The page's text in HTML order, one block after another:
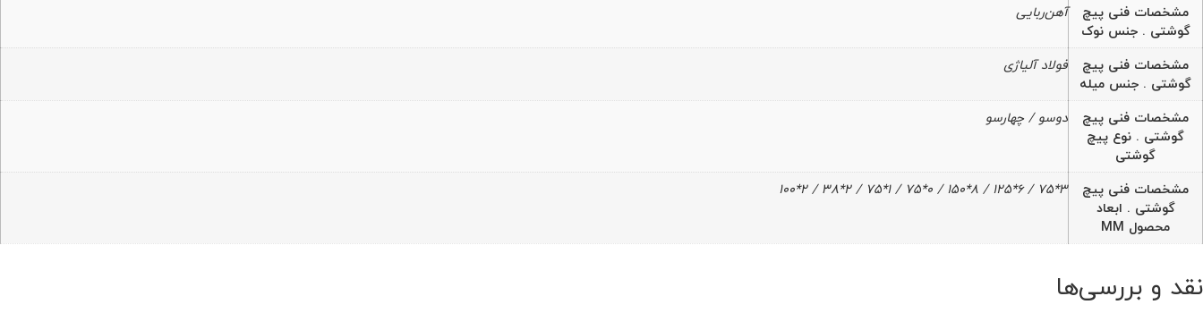
مشخصات فنی پیچ
گوشتی . جنس نوک
آهن‌ربایی
مشخصات فنی پیچ
گوشتی . جنس میله
فولاد آلیاژی
مشخصات فنی پیچ
گوشتی . نوع پیچ
گوشتی
دوسو / چهارسو
مشخصات فنی پیچ
گوشتی . ابعاد
محصول MM
3*75 / 6*125 / 8*150 / 0*75 / 1*75 / 2*38 / 2*100
نقد و بررسی‌ها